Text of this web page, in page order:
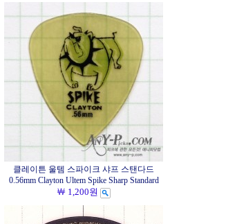
클레이튼 울템 스파이크 샤프 스탠다드
0.56mm Clayton Ultem Spike Sharp Standard
￦ 1,200원